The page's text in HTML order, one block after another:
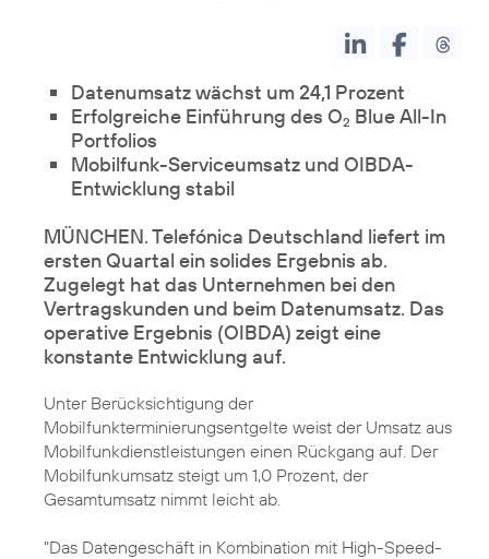
Datenumsatz wächst um 24,1 Prozent
Erfolgreiche Einführung des O2 Blue All-In
Portfolios
Mobilfunk-Serviceumsatz und OIBDA-
Entwicklung stabil
MÜNCHEN. Telefónica Deutschland liefert im
ersten Quartal ein solides Ergebnis ab.
Zugelegt hat das Unternehmen bei den
Vertragskunden und beim Datenumsatz. Das
operative Ergebnis (OIBDA) zeigt eine
konstante Entwicklung auf.
Unter Berücksichtigung der
Mobilfunkterminierungsentgelte weist der Umsatz aus
Mobilfunkdienstleistungen einen Rückgang auf. Der
Mobilfunkumsatz steigt um 1,0 Prozent, der
Gesamtumsatz nimmt leicht ab.
"Das Datengeschäft in Kombination mit High-Speed-